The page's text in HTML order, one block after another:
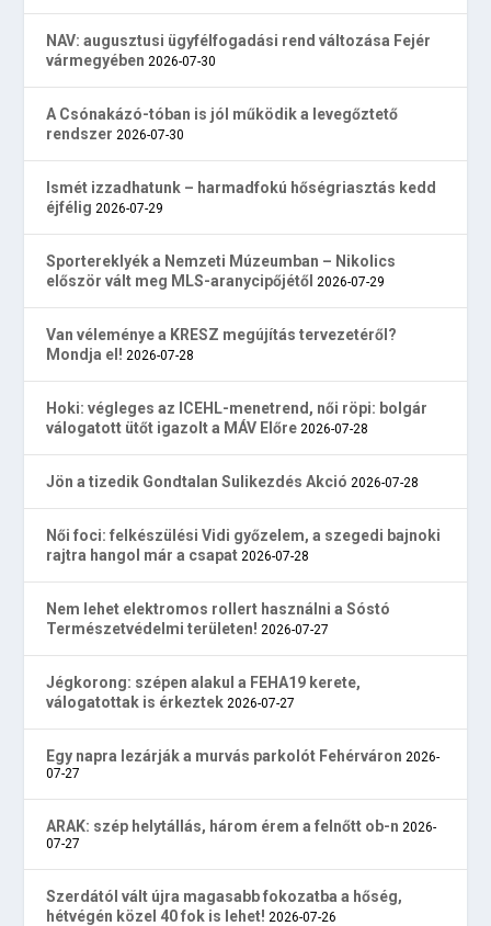
NAV: augusztusi ügyfélfogadási rend változása Fejér
vármegyében 2026-07-30
A Csónakázó-tóban is jól működik a levegőztető
rendszer 2026-07-30
Ismét izzadhatunk – harmadfokú hőségriasztás kedd
éjfélig 2026-07-29
Sportereklyék a Nemzeti Múzeumban – Nikolics
először vált meg MLS-aranycipőjétől 2026-07-29
Van véleménye a KRESZ megújítás tervezetéről?
Mondja el! 2026-07-28
Hoki: végleges az ICEHL-menetrend, női röpi: bolgár
válogatott ütőt igazolt a MÁV Előre 2026-07-28
Jön a tizedik Gondtalan Sulikezdés Akció 2026-07-28
Női foci: felkészülési Vidi győzelem, a szegedi bajnoki
rajtra hangol már a csapat 2026-07-28
Nem lehet elektromos rollert használni a Sóstó
Természetvédelmi területen! 2026-07-27
Jégkorong: szépen alakul a FEHA19 kerete,
válogatottak is érkeztek 2026-07-27
Egy napra lezárják a murvás parkolót Fehérváron 2026-
07-27
ARAK: szép helytállás, három érem a felnőtt ob-n 2026-
07-27
Szerdától vált újra magasabb fokozatba a hőség,
hétvégén közel 40 fok is lehet! 2026-07-26